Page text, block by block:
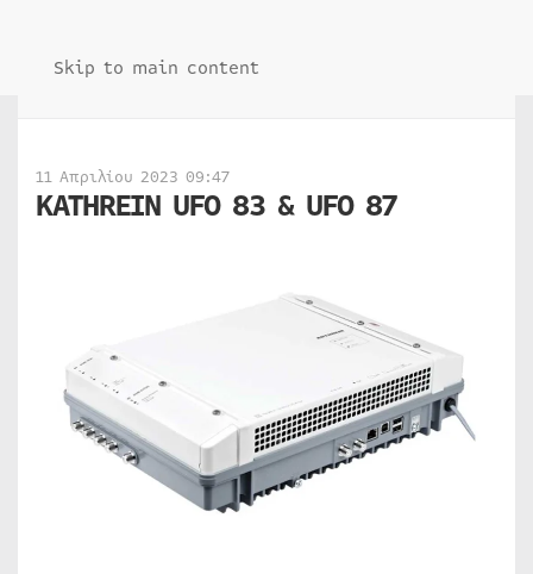
Skip to main content
11 Απριλίου 2023 09:47
KATHREIN UFO 83 & UFO 87